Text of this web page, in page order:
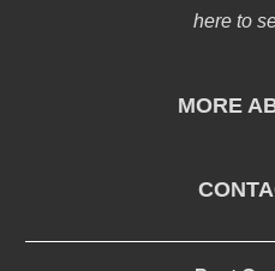
here to
MORE